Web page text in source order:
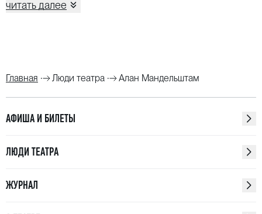
Дюсапена (Дягилевский фестиваль).
читать далее
Главная Люди театра Алан Мандельштам
АФИША И БИЛЕТЫ
ЛЮДИ ТЕАТРА
ЖУРНАЛ